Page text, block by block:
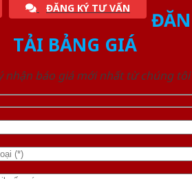
ĐĂNG KÝ TƯ VẤN
TẢI BẢNG GIÁ
nhận báo giá mới nhất từ chúng tôi